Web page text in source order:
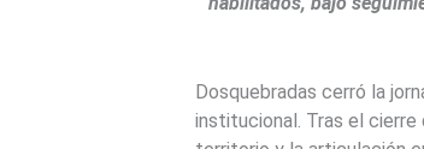
Dosquebradas cerró la
institucional. Tras el